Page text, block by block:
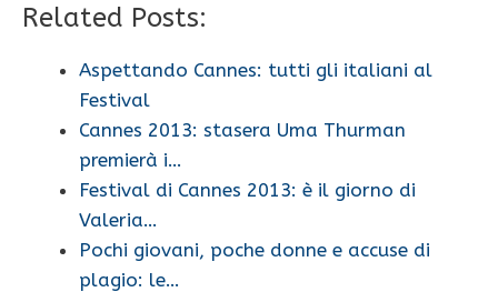
Related Posts:
Aspettando Cannes: tutti gli italiani al
Festival
Cannes 2013: stasera Uma Thurman
premierà i…
Festival di Cannes 2013: è il giorno di
Valeria…
Pochi giovani, poche donne e accuse di
plagio: le…